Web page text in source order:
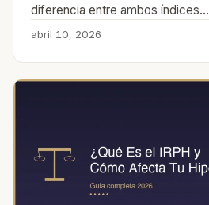
diferencia entre ambos índices…
abril 10, 2026